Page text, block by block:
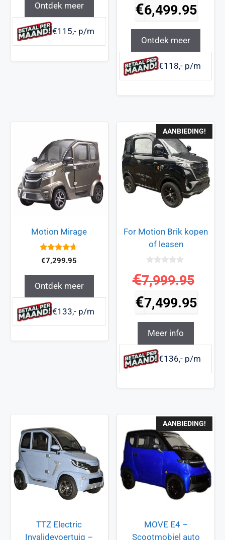
Ontdek meer
€115,- p/m
€6,499.95
Ontdek meer
€118,- p/m
Motion Mirage
4.5
van 5
€7,299.95
Ontdek meer
€133,- p/m
AANBIEDING!
For Motion Brik kopen
of leasen
v
a
5
€7,999.95
€7,499.95
Meer info
€136,- p/m
TTZ Electric
Invalidevoertuig –
AANBIEDING!
MOVE E4 –
Scootmobiel auto